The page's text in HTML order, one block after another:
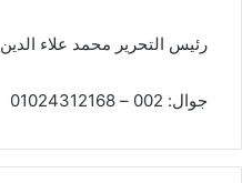
رئيس التحرير محمد علاء الدين
جوال: 002 – 01024312168